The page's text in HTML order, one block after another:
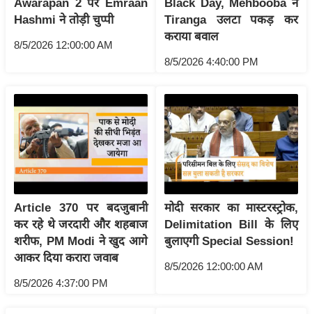
g
N
e
इ
फ
स्टा
इ
ल
टे
क्नॉ
लॉ
जी
ब्यू
Awarapan 2 पर Emraan
Hashmi ने तोड़ी चुप्पी
8/5/2026 12:00:00 AM
Black Day, Mehbooba ने
Tiranga उलटा पकड़ कर
कराया बवाल
8/5/2026 4:40:00 PM
Article 370 पर बदजुबानी
कर रहे थे जरदारी और शहबाज
शरीफ, PM Modi ने खुद आगे
आकर दिया करारा जवाब
8/5/2026 4:37:00 PM
मोदी सरकार का मास्टरस्ट्रोक,
Delimitation Bill के लिए
बुलाएगी Special Session!
8/5/2026 12:00:00 AM